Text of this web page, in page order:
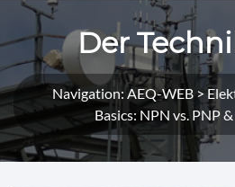
Der
Navigation: AEQ-WEB >
Basics: NPN vs. PNP